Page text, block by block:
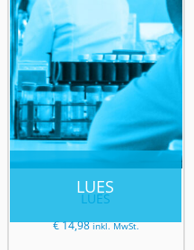
LUES
LUES
€14,98 inkl. MwSt.